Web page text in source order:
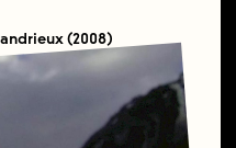
(2008)